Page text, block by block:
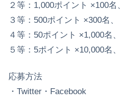
２等：1,000ポイント ×100名、
３等：500ポイント ×300名、
４等：50ポイント ×1,000名、
５等：5ポイント ×10,000名、
応募方法
・Twitter・Facebook